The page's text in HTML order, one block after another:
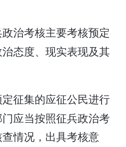
治考核主要考核预定
态度、现实表现及其
征集的应征公民进行
应当按照征兵政治考
情况，出具考核意